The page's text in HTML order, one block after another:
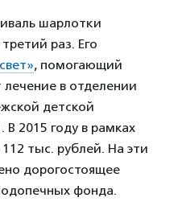
шарлотки
раз. Его
, помогающий
в отделении
детской
2015 году в рамках
тыс. рублей. На эти
дорогостоящее
фонда.